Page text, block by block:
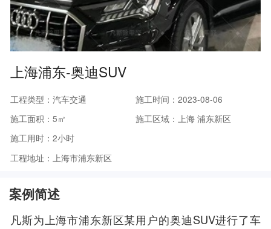
上海浦东-奥迪SUV
工程类型：汽车交通
施工时间：2023-08-06
施工面积：5㎡
施工区域：上海 浦东新区
施工用时：2小时
工程地址：上海市浦东新区
案例简述
凡斯为上海市浦东新区某用户的奥迪SUV进行了车